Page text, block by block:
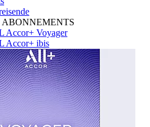
ABONNEMENTS
Accor+ Voyager
Accor+ ibis